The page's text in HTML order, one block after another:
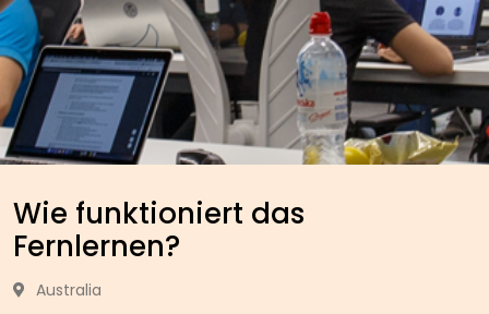
Wie funktioniert das
Fernlernen?
Australia